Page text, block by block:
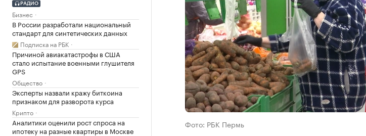
РАДИО
Бизнес
В России разработали национальный
стандарт для синтетических данных
Подписка на РБК
Причиной авиакатастрофы в США
стало испытание военными глушителя
GPS
Общество
Эксперты назвали кражу биткоина
признаком для разворота курса
Крипто
Аналитики оценили рост спроса на
ипотеку на разные квартиры в Москве
Фото: РБК Пермь